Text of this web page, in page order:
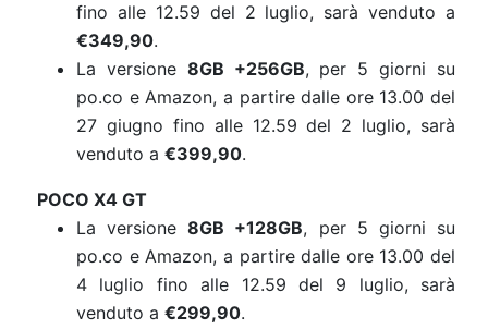
fino alle 12.59 del 2 luglio, sarà venduto a
€349,90.
La versione 8GB +256GB, per 5 giorni su
po.co e Amazon, a partire dalle ore 13.00 del
27 giugno fino alle 12.59 del 2 luglio, sarà
venduto a €399,90.
POCO X4 GT
La versione8GB +128GB, per 5 giorni su
po.co e Amazon, a partire dalle ore 13.00 del
4 luglio fino alle 12.59 del 9 luglio, sarà
venduto a €299,90.